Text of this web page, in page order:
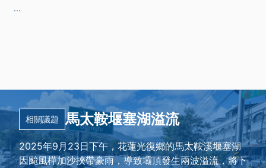
...
相關議題 馬太鞍堰塞湖溢流
2025年9月23日下午，花蓮光復鄉的馬太鞍溪堰塞湖
因颱風樺加沙挾帶豪雨，導致壩頂發生兩波溢流，將下